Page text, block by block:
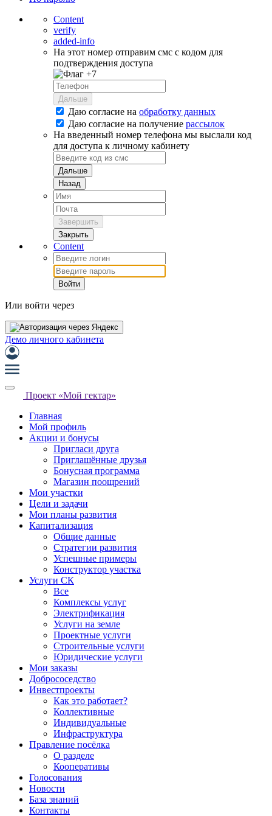
Content
verify
added-info
На этот номер отправим смс с кодом для
подтверждения доступа
+7
Дальше
Даю согласие на обработку данных
Даю согласие на получение рассылок
На введенный номер телефона мы выслали код
для доступа к личному кабинету
Дальше
Назад
Завершить
Закрыть
Content
Войти
Или войти через
Демо личного кабинета
Проект «Мой гектар»
Главная
Мой профиль
Акции и бонусы
Пригласи друга
Приглашённые друзья
Бонусная программа
Магазин поощрений
Мои участки
Цели и задачи
Мои планы развития
Капитализация
Общие данные
Стратегии развития
Успешные примеры
Конструктор участка
Услуги СК
Все
Комплексы услуг
Электрификация
Услуги на земле
Проектные услуги
Строительные услуги
Юридические услуги
Мои заказы
Добрососедство
Инвестпроекты
Как это работает?
Коллективные
Индивидуальные
Инфраструктура
Правление посёлка
О разделе
Кооперативы
Голосования
Новости
База знаний
Контакты